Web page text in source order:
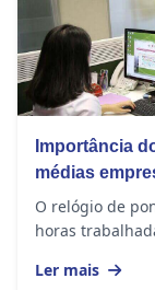
Importância
médias
O relógio de
horas
Ler mais